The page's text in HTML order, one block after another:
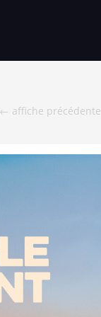
← affiche précédente